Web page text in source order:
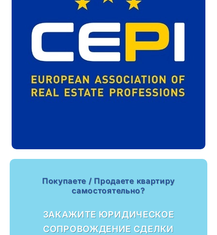
Покупаете / Продаете квартиру
самостоятельно?
ЗАКАЖИТЕ ЮРИДИЧЕСКОЕ
СОПРОВОЖДЕНИЕ СДЕЛКИ